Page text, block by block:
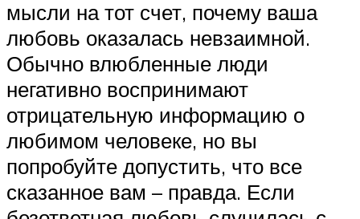
мысли на тот счет, почему ваша
любовь оказалась невзаимной.
Обычно влюбленные люди
негативно воспринимают
отрицательную информацию о
любимом человеке, но вы
попробуйте допустить, что все
сказанное вам – правда. Если